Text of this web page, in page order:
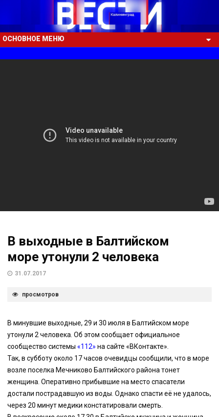
ОСНОВНОЕ МЕНЮ
В выходные в Балтийском
море утонули 2 человека
31.07.2017
просмотров
В минувшие выходные, 29 и 30 июля в Балтийском море
утонули 2 человека. Об этом сообщает официальное
сообщество системы «112» на сайте «ВКонтакте».
Так, в субботу около 17 часов очевидцы сообщили, что в море
возле поселка Мечниково Балтийского района тонет
женщина. Оперативно прибывшие на место спасатели
достали пострадавшую из воды. Однако спасти её не удалось,
через 20 минут медики констатировали смерть.